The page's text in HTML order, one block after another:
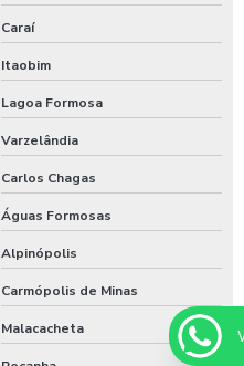
Caraí
Itaobim
Lagoa Formosa
Varzelândia
Carlos Chagas
Águas Formosas
Alpinópolis
Carmópolis de Minas
Malacacheta